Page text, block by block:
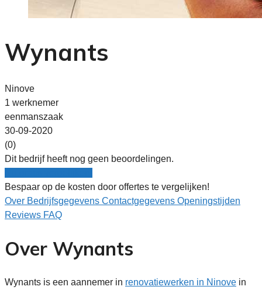
Wynants
Ninove
1 werknemer
eenmanszaak
30-09-2020
(0)
Dit bedrijf heeft nog geen beoordelingen.
Bespaar op de kosten door offertes te vergelijken!
Over Bedrijfsgegevens Contactgegevens Openingstijden
Reviews FAQ
Over Wynants
Wynants is een aannemer in renovatiewerken in Ninove in